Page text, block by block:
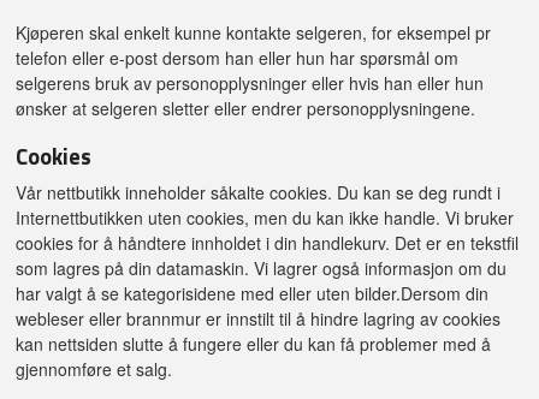
Kjøperen skal enkelt kunne kontakte selgeren, for eksempel pr
telefon eller e-post dersom han eller hun har spørsmål om
selgerens bruk av personopplysninger eller hvis han eller hun
ønsker at selgeren sletter eller endrer personopplysningene.
Cookies
Vår nettbutikk inneholder såkalte cookies. Du kan se deg rundt i
Internettbutikken uten cookies, men du kan ikke handle. Vi bruker
cookies for å håndtere innholdet i din handlekurv. Det er en tekstfil
som lagres på din datamaskin. Vi lagrer også informasjon om du
har valgt å se kategorisidene med eller uten bilder.Dersom din
webleser eller brannmur er innstilt til å hindre lagring av cookies
kan nettsiden slutte å fungere eller du kan få problemer med å
gjennomføre et salg.